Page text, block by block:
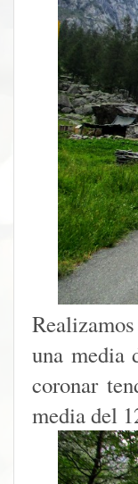
una media
coronar
media del